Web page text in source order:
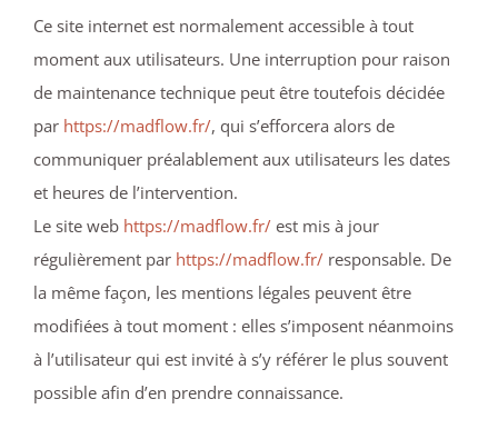
Ce site internet est normalement accessible à tout
moment aux utilisateurs. Une interruption pour raison
de maintenance technique peut être toutefois décidée
par https://madflow.fr/, qui s’efforcera alors de
communiquer préalablement aux utilisateurs les dates
et heures de l’intervention.
Le site web https://madflow.fr/est mis à jour
régulièrement par https://madflow.fr/responsable. De
la même façon, les mentions légales peuvent être
modifiées à tout moment : elles s’imposent néanmoins
à l’utilisateur qui est invité à s’y référer le plus souvent
possible afin d’en prendre connaissance.